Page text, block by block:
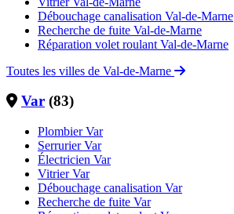
Débouchage canalisation Val-de-Marne
Recherche de fuite Val-de-Marne
Réparation volet roulant Val-de-Marne
Toutes les villes de Val-de-Marne
Var (83)
Plombier Var
Serrurier Var
Électricien Var
Vitrier Var
Débouchage canalisation Var
Recherche de fuite Var